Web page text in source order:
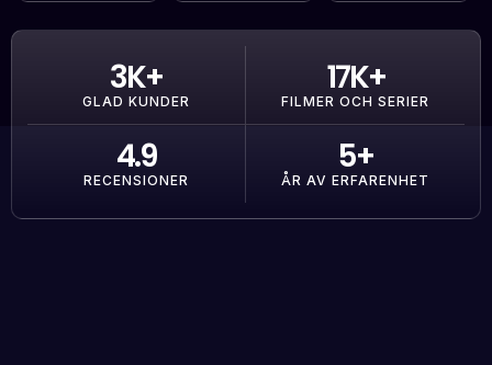
GLAD KUNDER
3K+
FILMER OCH SERIER
17K+
RECENSIONER
4.9
ÅR AV ERFARENHET
5+